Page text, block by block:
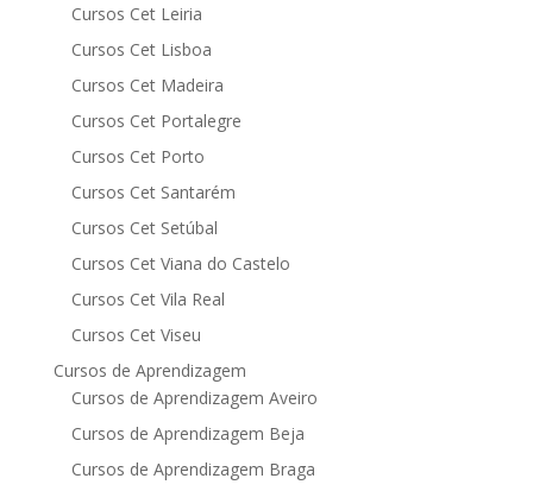
Cursos Cet Leiria
Cursos Cet Lisboa
Cursos Cet Madeira
Cursos Cet Portalegre
Cursos Cet Porto
Cursos Cet Santarém
Cursos Cet Setúbal
Cursos Cet Viana do Castelo
Cursos Cet Vila Real
Cursos Cet Viseu
Cursos de Aprendizagem
Cursos de Aprendizagem Aveiro
Cursos de Aprendizagem Beja
Cursos de Aprendizagem Braga